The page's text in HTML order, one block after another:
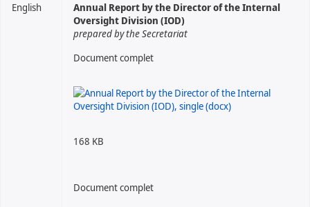
English
Annual Report by the Director of the Internal
Oversight Division (IOD)
prepared by the Secretariat
Document complet
168 KB
Document complet